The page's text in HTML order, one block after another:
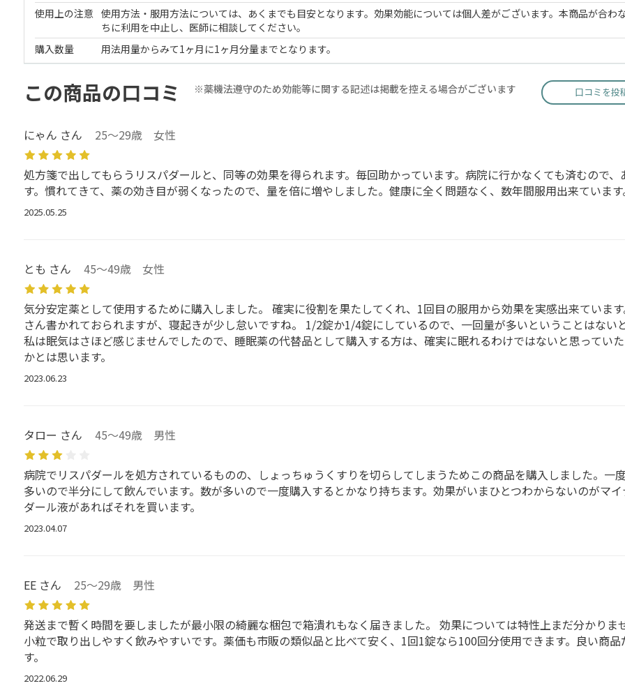
使用上の注意 使用方法・服用方法については、あくまでも目安となります。効果効能については個人差がございます。本商品が合わ
ちに利用を中止し、医師に相談してください。
購入数量
用法用量からみて1ヶ月に1ヶ月分量までとなります。
この商品の口コミ ※薬機法遵守のため効能等に関する記述は掲載を控える場合がございます 口コミを投
にゃん さん 25～29歳 女性
処方箋で出してもらうリスパダールと、同等の効果を得られます。毎回助かっています。病院に行かなくても済むので、
す。慣れてきて、薬の効き目が弱くなったので、量を倍に増やしました。健康に全く問題なく、数年間服用出来ています
2025.05.25
とも さん 45～49歳 女性
気分安定薬として使用するために購入しました。 確実に役割を果たしてくれ、1回目の服用から効果を実感出来ていま
さん書かれておられますが、寝起きが少し怠いですね。 1/2錠か1/4錠にしているので、一回量が多いということはないと
私は眠気はさほど感じませんでしたので、睡眠薬の代替品として購入する方は、確実に眠れるわけではないと思ってい
かとは思います。
2023.06.23
タロー さん 45～49歳 男性
病院でリスパダールを処方されているものの、しょっちゅうくすりを切らしてしまうためこの商品を購入しました。一
多いので半分にして飲んでいます。数が多いので一度購入するとかなり持ちます。効果がいまひとつわからないのがマ
ダール液があればそれを買います。
2023.04.07
EE さん 25～29歳 男性
発送まで暫く時間を要しましたが最小限の綺麗な梱包で箱潰れもなく届きました。 効果については特性上まだ分かりま
小粒で取り出しやすく飲みやすいです。薬価も市販の類似品と比べて安く、1回1錠なら100回分使用できます。良い商品
す。
2022.06.29